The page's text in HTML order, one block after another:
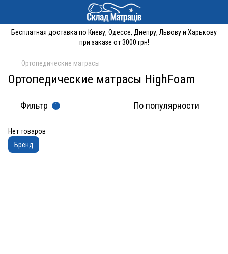
Бесплатная доставка по Киеву, Одессе, Днепру, Львову и Харькову
при заказе от 3000 грн!
Ортопедические матрасы
Ортопедические матрасы HighFoam
Фильтр 1 По популярности
Нет товаров
Бренд